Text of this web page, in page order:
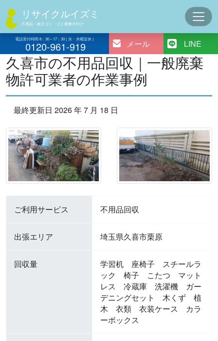
ン
テ
ツ
へ
ス
ッ
リサイクルイズミ
不用品・粗大ゴミ・ゴミ屋敷片付け
電話受付時間 8：30～17：30 ( 水・木曜定休 )
0120-961-919 メール LINE
久喜市の不用品回収｜一般廃棄
物許可業者の作業事例
最終更新日 2026 年 7 月 18 日
ご利用サービス 不用品回収
出張エリア 埼玉県久喜市栗原
回収量
学習机 座椅子 スチールラ
ック 椅子 こたつ マット
レス 冷蔵庫 洗濯機 ガー
デニングセット 木くず 植
木 衣類 衣装ケース カラ
ーボックス